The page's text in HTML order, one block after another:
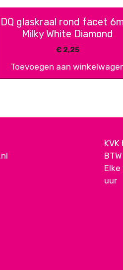
DQ glaskraal rond facet
Milky White Diamond
€2,25
Toevoegen aan
uur